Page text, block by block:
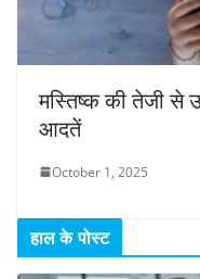
मस्तिष्क की तेजी से
आदतें
October 1, 2025
हाल के पोस्ट